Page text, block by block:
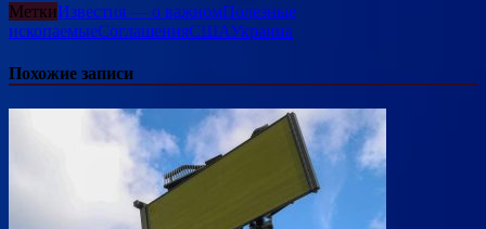
МеткиИзвестия — о важномПолезные
ископаемыеСоглашенияСШАУкраина
Похожие записи